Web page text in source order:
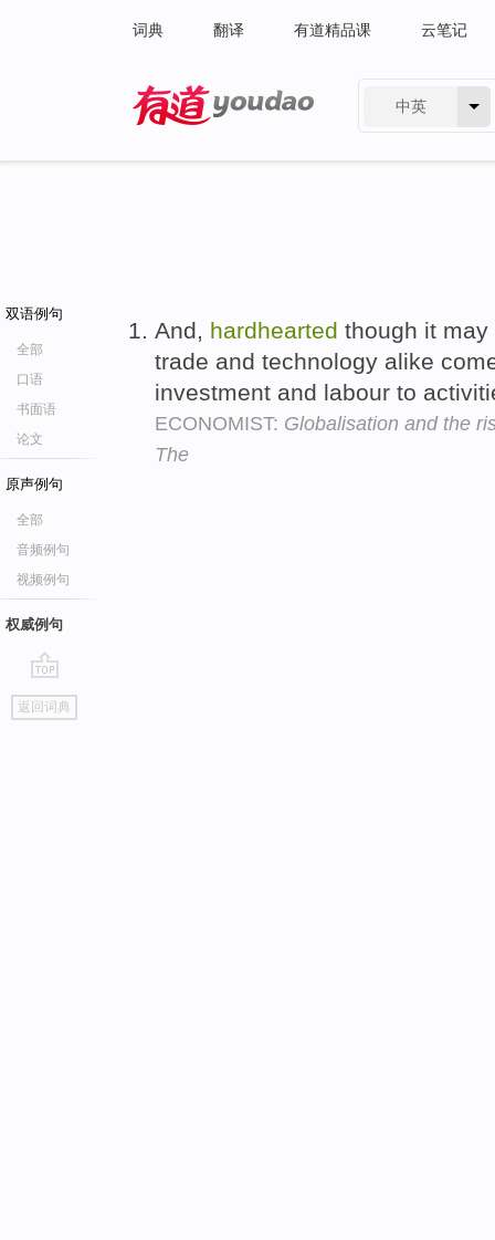
词典 翻译 有道精品课 云笔记
中英
双语例句
全部
口语
书面语
论文
原声例句
全部
音频例句
视频例句
权威例句
go
top
返回词典
And, hardhearted though it
trade and technology alike
investment and labour to
ECONOMIST: Globalisation and the
The